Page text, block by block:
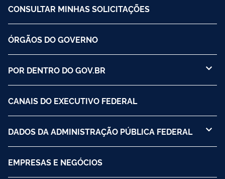
CONSULTAR MINHAS SOLICITAÇÕES
ÓRGÃOS DO GOVERNO
POR DENTRO DO GOV.BR
CANAIS DO EXECUTIVO FEDERAL
DADOS DA ADMINISTRAÇÃO PÚBLICA FEDERAL
EMPRESAS E NEGÓCIOS